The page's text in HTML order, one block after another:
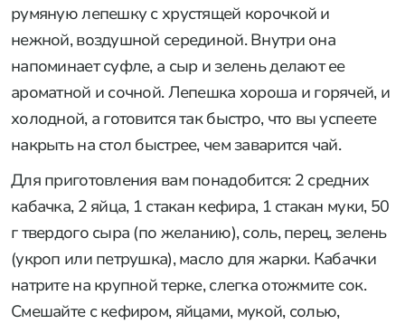
румяную лепешку с хрустящей корочкой и
нежной, воздушной серединой. Внутри она
напоминает суфле, а сыр и зелень делают ее
ароматной и сочной. Лепешка хороша и горячей, и
холодной, а готовится так быстро, что вы успеете
накрыть на стол быстрее, чем заварится чай.
Для приготовления вам понадобится: 2 средних
кабачка, 2 яйца, 1 стакан кефира, 1 стакан муки, 50
г твердого сыра (по желанию), соль, перец, зелень
(укроп или петрушка), масло для жарки. Кабачки
натрите на крупной терке, слегка отожмите сок.
Смешайте с кефиром, яйцами, мукой, солью,